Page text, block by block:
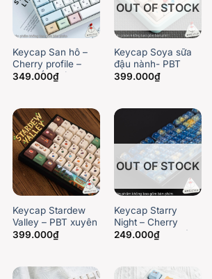
Keycap San hô –
Cherry profile –
Font tiếng hàn –
349.000₫
OUT OF STOCK
Keycap Soya sữa
đậu nành- PBT
dyesub – MOA
399.000₫
Keycap Stardew
Valley – PBT xuyên
led ninja – Cherry
399.000₫
OUT OF STOCK
Keycap Starry
Night – Cherry
Profile ABS Xuyên
249.000₫